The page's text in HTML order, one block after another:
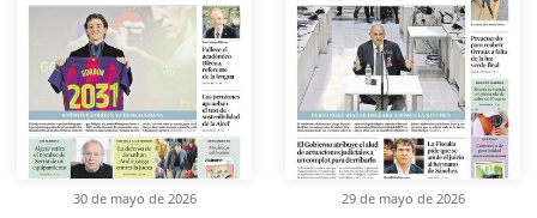
30 de mayo de 2026 29 de mayo de 2026